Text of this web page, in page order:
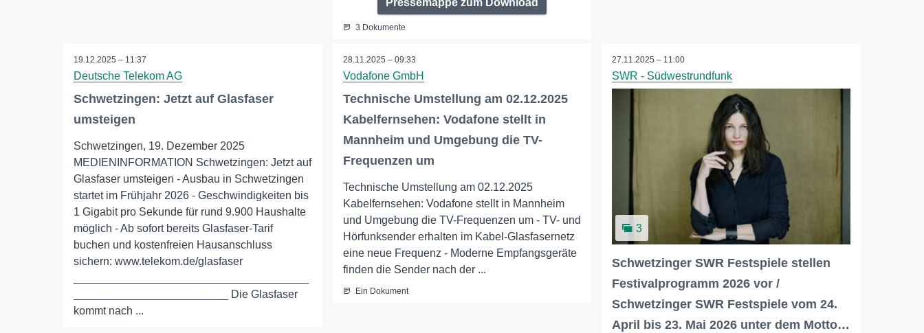
Pressemappe zum Download
3 Dokumente
19.12.2025 – 11:37
Deutsche Telekom AG
Schwetzingen: Jetzt auf Glasfaser
umsteigen
Schwetzingen, 19. Dezember 2025
MEDIENINFORMATION Schwetzingen: Jetzt auf
Glasfaser umsteigen - Ausbau in Schwetzingen
startet im Frühjahr 2026 - Geschwindigkeiten bis
1 Gigabit pro Sekunde für rund 9.900 Haushalte
möglich - Ab sofort bereits Glasfaser-Tarif
buchen und kostenfreien Hausanschluss
sichern: www.telekom.de/glasfaser
_________________________ Die Glasfaser
kommt nach ...
28.11.2025 – 09:33
Vodafone GmbH
Technische Umstellung am 02.12.2025
Kabelfernsehen: Vodafone stellt in
Mannheim und Umgebung die TV-
Frequenzen um
Technische Umstellung am 02.12.2025
Kabelfernsehen: Vodafone stellt in Mannheim
und Umgebung die TV-Frequenzen um - TV- und
Hörfunksender erhalten im Kabel-Glasfasernetz
eine neue Frequenz - Moderne Empfangsgeräte
finden die Sender nach der ...
Ein Dokument
27.11.2025 – 11:00
SWR - Südwestrundfunk
3
Schwetzinger SWR Festspiele stellen
Festivalprogramm 2026 vor /
Schwetzinger SWR Festspiele vom 24.
April bis 23. Mai 2026 unter dem Motto…